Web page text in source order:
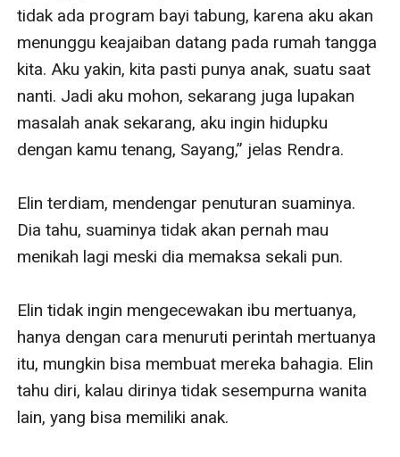
tidak ada program bayi tabung, karena aku akan
menunggu keajaiban datang pada rumah tangga
kita. Aku yakin, kita pasti punya anak, suatu saat
nanti. Jadi aku mohon, sekarang juga lupakan
masalah anak sekarang, aku ingin hidupku
dengan kamu tenang, Sayang,” jelas Rendra.
Elin terdiam, mendengar penuturan suaminya.
Dia tahu, suaminya tidak akan pernah mau
menikah lagi meski dia memaksa sekali pun.
Elin tidak ingin mengecewakan ibu mertuanya,
hanya dengan cara menuruti perintah mertuanya
itu, mungkin bisa membuat mereka bahagia. Elin
tahu diri, kalau dirinya tidak sesempurna wanita
lain, yang bisa memiliki anak.